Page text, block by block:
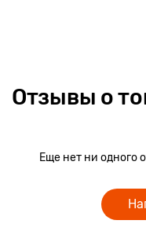
Отзывы о
Еще нет ни одного